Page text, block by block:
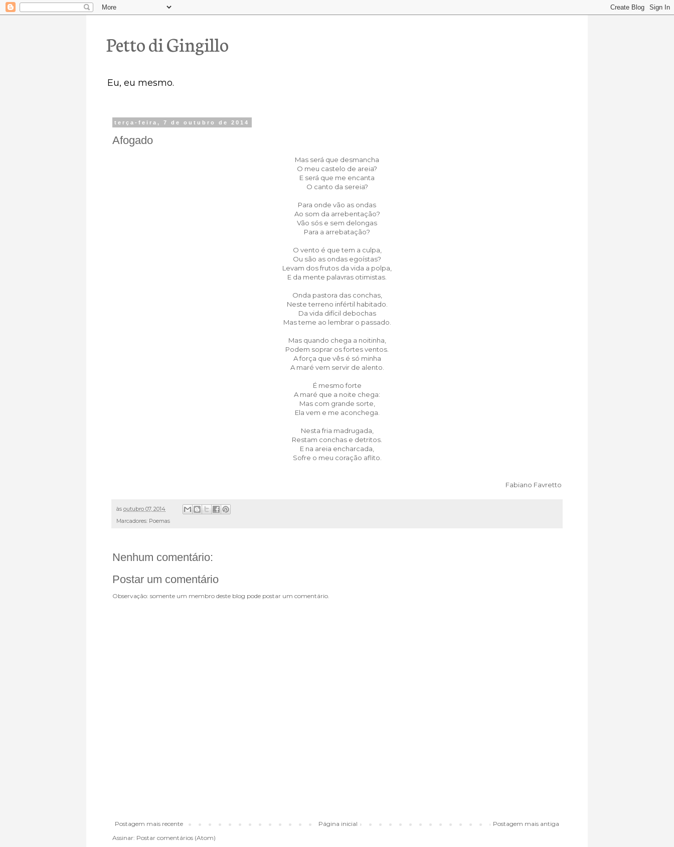
Petto di Gingillo
Eu, eu mesmo.
terça-feira, 7 de outubro de 2014
Afogado
Mas será que desmancha
O meu castelo de areia?
E será que me encanta
O canto da sereia?
Para onde vão as ondas
Ao som da arrebentação?
Vão sós e sem delongas
Para a arrebatação?
O vento é que tem a culpa,
Ou são as ondas egoístas?
Levam dos frutos da vida a polpa,
E da mente palavras otimistas.
Onda pastora das conchas,
Neste terreno infértil habitado.
Da vida difícil debochas
Mas teme ao lembrar o passado.
Mas quando chega a noitinha,
Podem soprar os fortes ventos.
A força que vês é só minha
A maré vem servir de alento.
É mesmo forte
A maré que a noite chega:
Mas com grande sorte,
Ela vem e me aconchega.
Nesta fria madrugada,
Restam conchas e detritos.
E na areia encharcada,
Sofre o meu coração aflito.
Fabiano Favretto
às outubro 07, 2014
Marcadores: Poemas
Nenhum comentário:
Postar um comentário
Observação: somente um membro deste blog pode postar um comentário.
Postagem mais recente Postagem mais antiga
Página inicial
Assinar: Postar comentários (Atom)